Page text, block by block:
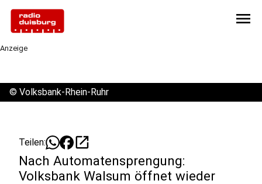
menu
Anzeige
© Volksbank-Rhein-Ruhr
Teilen: open_in_new
Nach Automatensprengung:
Volksbank Walsum öffnet wieder